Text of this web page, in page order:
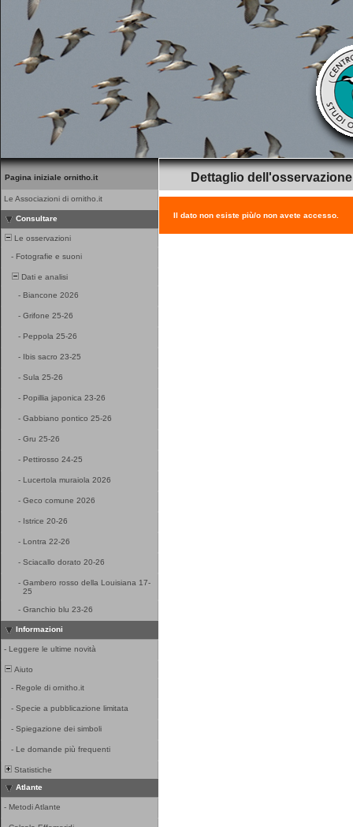
Pagina iniziale ornitho.it
Le Associazioni di ornitho.it
Consultare
Le osservazioni
- Fotografie e suoni
Dati e analisi
- Biancone 2026
- Grifone 25-26
- Peppola 25-26
- Ibis sacro 23-25
- Sula 25-26
- Popillia japonica 23-26
- Gabbiano pontico 25-26
- Gru 25-26
- Pettirosso 24-25
- Lucertola muraiola 2026
- Geco comune 2026
- Istrice 20-26
- Lontra 22-26
- Sciacallo dorato 20-26
- Gambero rosso della Louisiana 17-
25
- Granchio blu 23-26
Informazioni
- Leggere le ultime novità
Aiuto
- Regole di ornitho.it
- Specie a pubblicazione limitata
- Spiegazione dei simboli
- Le domande più frequenti
Statistiche
Atlante
- Metodi Atlante
Dettaglio dell'osservazione
Il dato non esiste più/o non avete accesso.